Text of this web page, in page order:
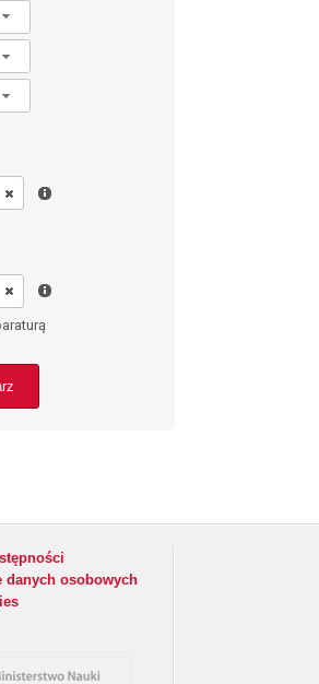
danych osobowych